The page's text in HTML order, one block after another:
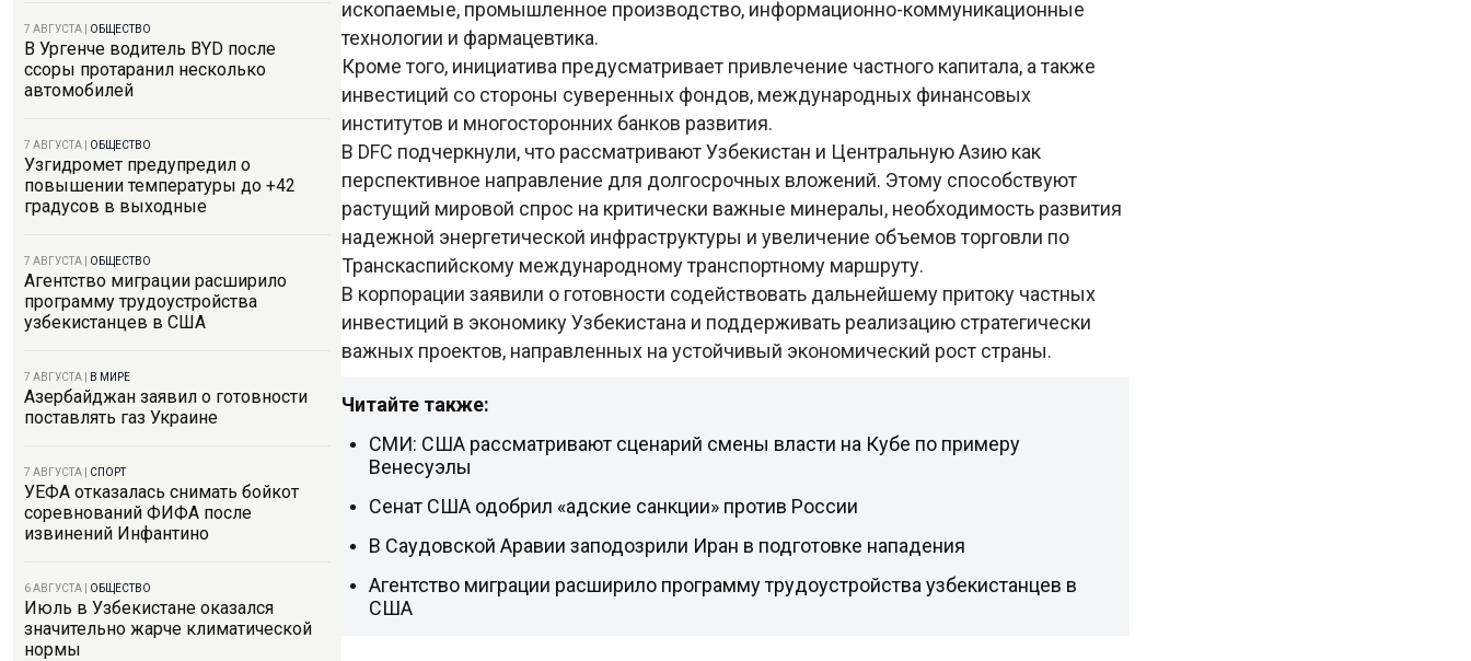
7 АВГУСТА ОБЩЕСТВО
В Ургенче водитель BYD после
ссоры протаранил несколько
автомобилей
7 АВГУСТА ОБЩЕСТВО
Узгидромет предупредил о
повышении температуры до +42
градусов в выходные
7 АВГУСТА ОБЩЕСТВО
Агентство миграции расширило
программу трудоустройства
узбекистанцев в США
7 АВГУСТА В МИРЕ
Азербайджан заявил о готовности
поставлять газ Украине
7 АВГУСТА СПОРТ
УЕФА отказалась снимать бойкот
соревнований ФИФА после
извинений Инфантино
6 АВГУСТА ОБЩЕСТВО
Июль в Узбекистане оказался
значительно жарче климатической
нормы
ископаемые, промышленное производство, информационно-коммуникационные
технологии и фармацевтика.
Кроме того, инициатива предусматривает привлечение частного капитала, а также
инвестиций со стороны суверенных фондов, международных финансовых
институтов и многосторонних банков развития.
В DFC подчеркнули, что рассматривают Узбекистан и Центральную Азию как
перспективное направление для долгосрочных вложений. Этому способствуют
растущий мировой спрос на критически важные минералы, необходимость развития
надежной энергетической инфраструктуры и увеличение объемов торговли по
Транскаспийскому международному транспортному маршруту.
В корпорации заявили о готовности содействовать дальнейшему притоку частных
инвестиций в экономику Узбекистана и поддерживать реализацию стратегически
важных проектов, направленных на устойчивый экономический рост страны.
Читайте также:
СМИ: США рассматривают сценарий смены власти на Кубе по примеру
Венесуэлы
Сенат США одобрил «адские санкции» против России
В Саудовской Аравии заподозрили Иран в подготовке нападения
Агентство миграции расширило программу трудоустройства узбекистанцев в
США